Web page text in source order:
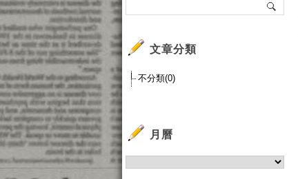
文章分類
不分類(0)
月曆